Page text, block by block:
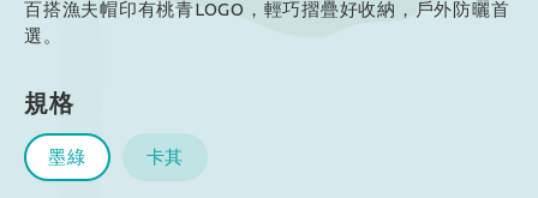
百搭漁夫帽印有桃青LOGO，輕巧摺疊好收納，戶外防曬首
選。
規格
墨綠 卡其